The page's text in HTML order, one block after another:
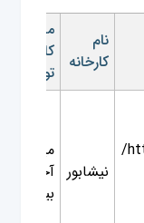
نام
کارخانه
کارخانه
تولیدی
https://omranmodern.com/material/
نیشابور
میلگرد
آجدار
بیلت